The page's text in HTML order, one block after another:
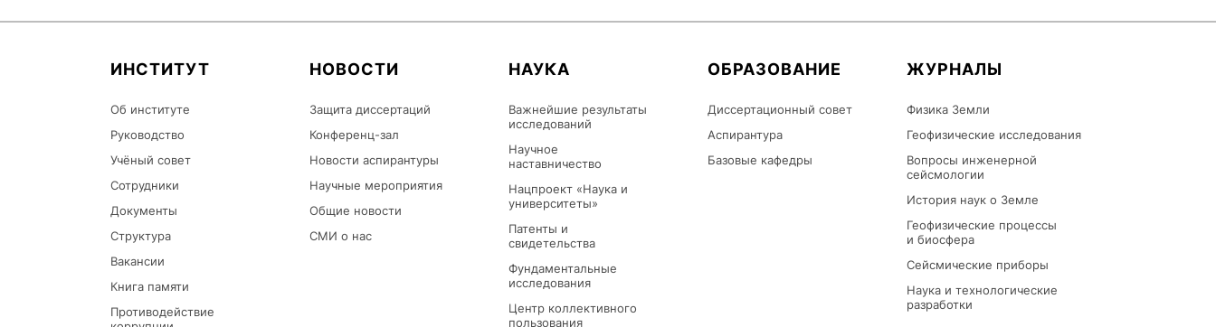
ИНСТИТУТ
Об институте
Руководство
Учёный совет
Сотрудники
Документы
Структура
Вакансии
Книга памяти
Противодействие
НОВОСТИ
Защита диссертаций
Конференц-зал
Новости аспирантуры
Научные мероприятия
Общие новости
СМИ о нас
НАУКА
Важнейшие результаты
исследований
Научное
наставничество
Нацпроект «Наука и
университеты»
Патенты и
свидетельства
Фундаментальные
исследования
Центр коллективного
пользования
ОБРАЗОВАНИЕ
Диссертационный совет
Аспирантура
Базовые кафедры
ЖУРНАЛЫ
Физика Земли
Геофизические исследования
Вопросы инженерной
сейсмологии
История наук о Земле
Геофизические процессы
и биосфера
Сейсмические приборы
Наука и технологические
разработки